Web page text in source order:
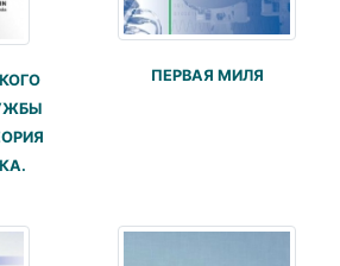
ПЕРВАЯ МИЛЯ